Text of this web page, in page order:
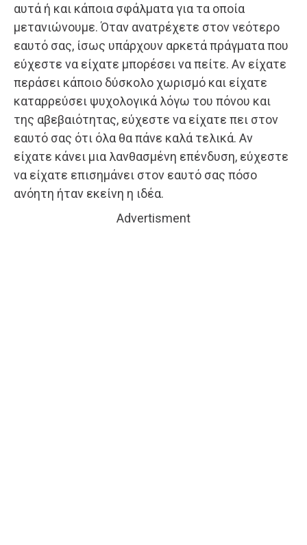
αυτά ή και κάποια σφάλματα για τα οποία
μετανιώνουμε. Όταν ανατρέχετε στον νεότερο
εαυτό σας, ίσως υπάρχουν αρκετά πράγματα που
εύχεστε να είχατε μπορέσει να πείτε. Αν είχατε
περάσει κάποιο δύσκολο χωρισμό και είχατε
καταρρεύσει ψυχολογικά λόγω του πόνου και
της αβεβαιότητας, εύχεστε να είχατε πει στον
εαυτό σας ότι όλα θα πάνε καλά τελικά. Αν
είχατε κάνει μια λανθασμένη επένδυση, εύχεστε
να είχατε επισημάνει στον εαυτό σας πόσο
ανόητη ήταν εκείνη η ιδέα.
Advertisment